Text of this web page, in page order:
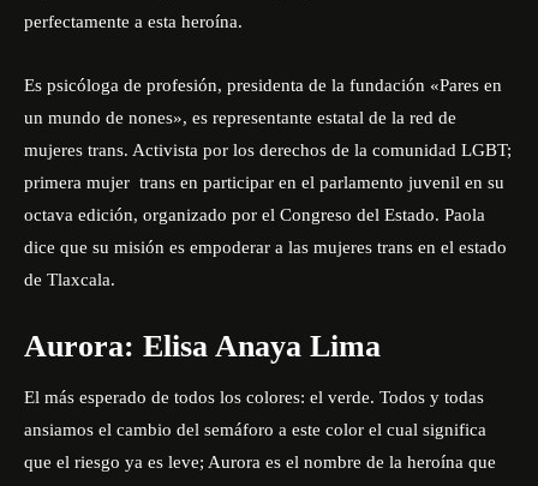
perfectamente a esta heroína.
Es psicóloga de profesión, presidenta de la fundación «Pares en
un mundo de nones», es representante estatal de la red de
mujeres trans. Activista por los derechos de la comunidad LGBT;
primera mujer trans en participar en el parlamento juvenil en su
octava edición, organizado por el Congreso del Estado. Paola
dice que su misión es empoderar a las mujeres trans en el estado
de Tlaxcala.
Aurora: Elisa Anaya Lima
El más esperado de todos los colores: el verde. Todos y todas
ansiamos el cambio del semáforo a este color el cual significa
que el riesgo ya es leve; Aurora es el nombre de la heroína que